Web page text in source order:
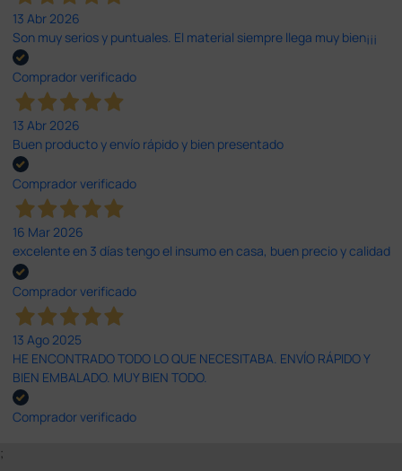
13 Abr 2026
Son muy serios y puntuales. El material siempre llega muy bien¡¡¡
Comprador verificado
13 Abr 2026
Buen producto y envío rápido y bien presentado
Comprador verificado
16 Mar 2026
excelente en 3 días tengo el insumo en casa, buen precio y calidad
Comprador verificado
13 Ago 2025
HE ENCONTRADO TODO LO QUE NECESITABA. ENVÍO RÁPIDO Y
BIEN EMBALADO. MUY BIEN TODO.
Comprador verificado
;